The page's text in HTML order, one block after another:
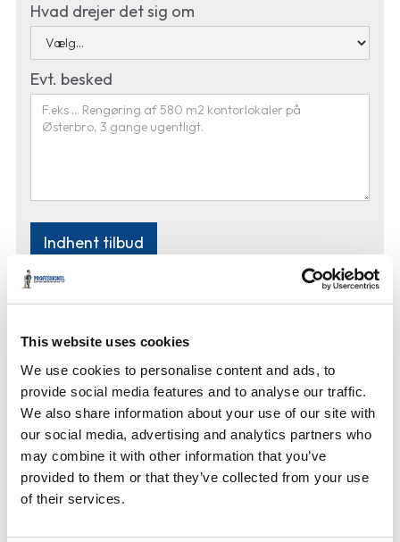
This website uses cookies
We use cookies to personalise content and ads, to
provide social media features and to analyse our traffic.
We also share information about your use of our site with
our social media, advertising and analytics partners who
may combine it with other information that you’ve
provided to them or that they’ve collected from your use
of their services.
Hvad drejer det sig om
Evt. besked
Referencer